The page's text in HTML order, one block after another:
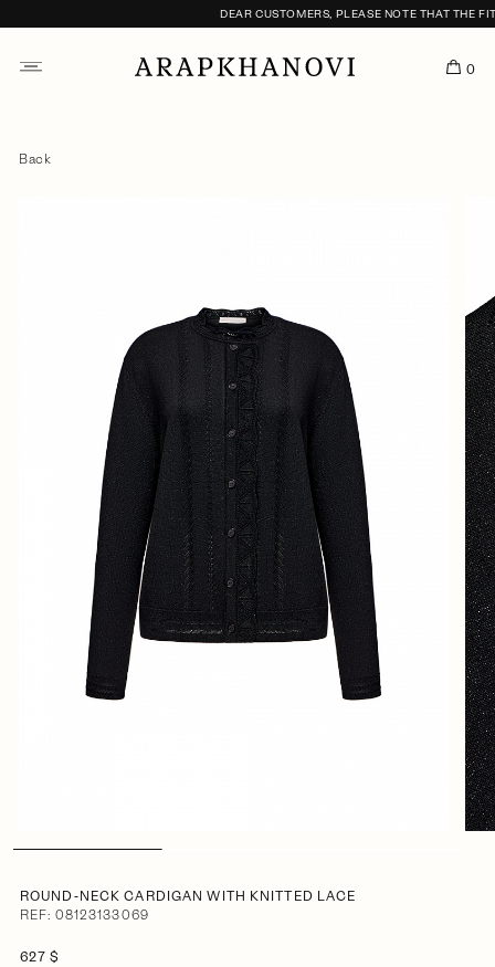
DEAR CUSTOMERS, PLEASE NOTE THAT THE
0
Back
ROUND-NECK CARDIGAN WITH KNITTED LACE
REF: 08123133069
627 $